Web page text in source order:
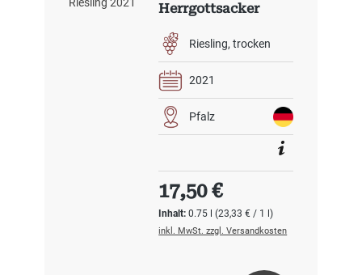
Herrgottsacker
Riesling trocken
2021
Pfalz
Inhalt:0.75 l(23,33 € / 1 l)
Regulärer Preis:
17,50 €
inkl. MwSt. zzgl. Versandkosten